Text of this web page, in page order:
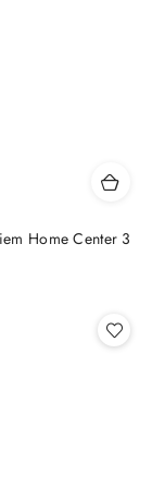
Home Center 3